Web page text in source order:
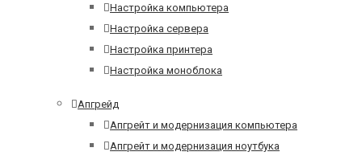
Настройка компьютера
Настройка сервера
Настройка принтера
Настройка моноблока
Апгрейд
Апгрейт и модернизация компьютера
Апгрейт и модернизация ноутбука